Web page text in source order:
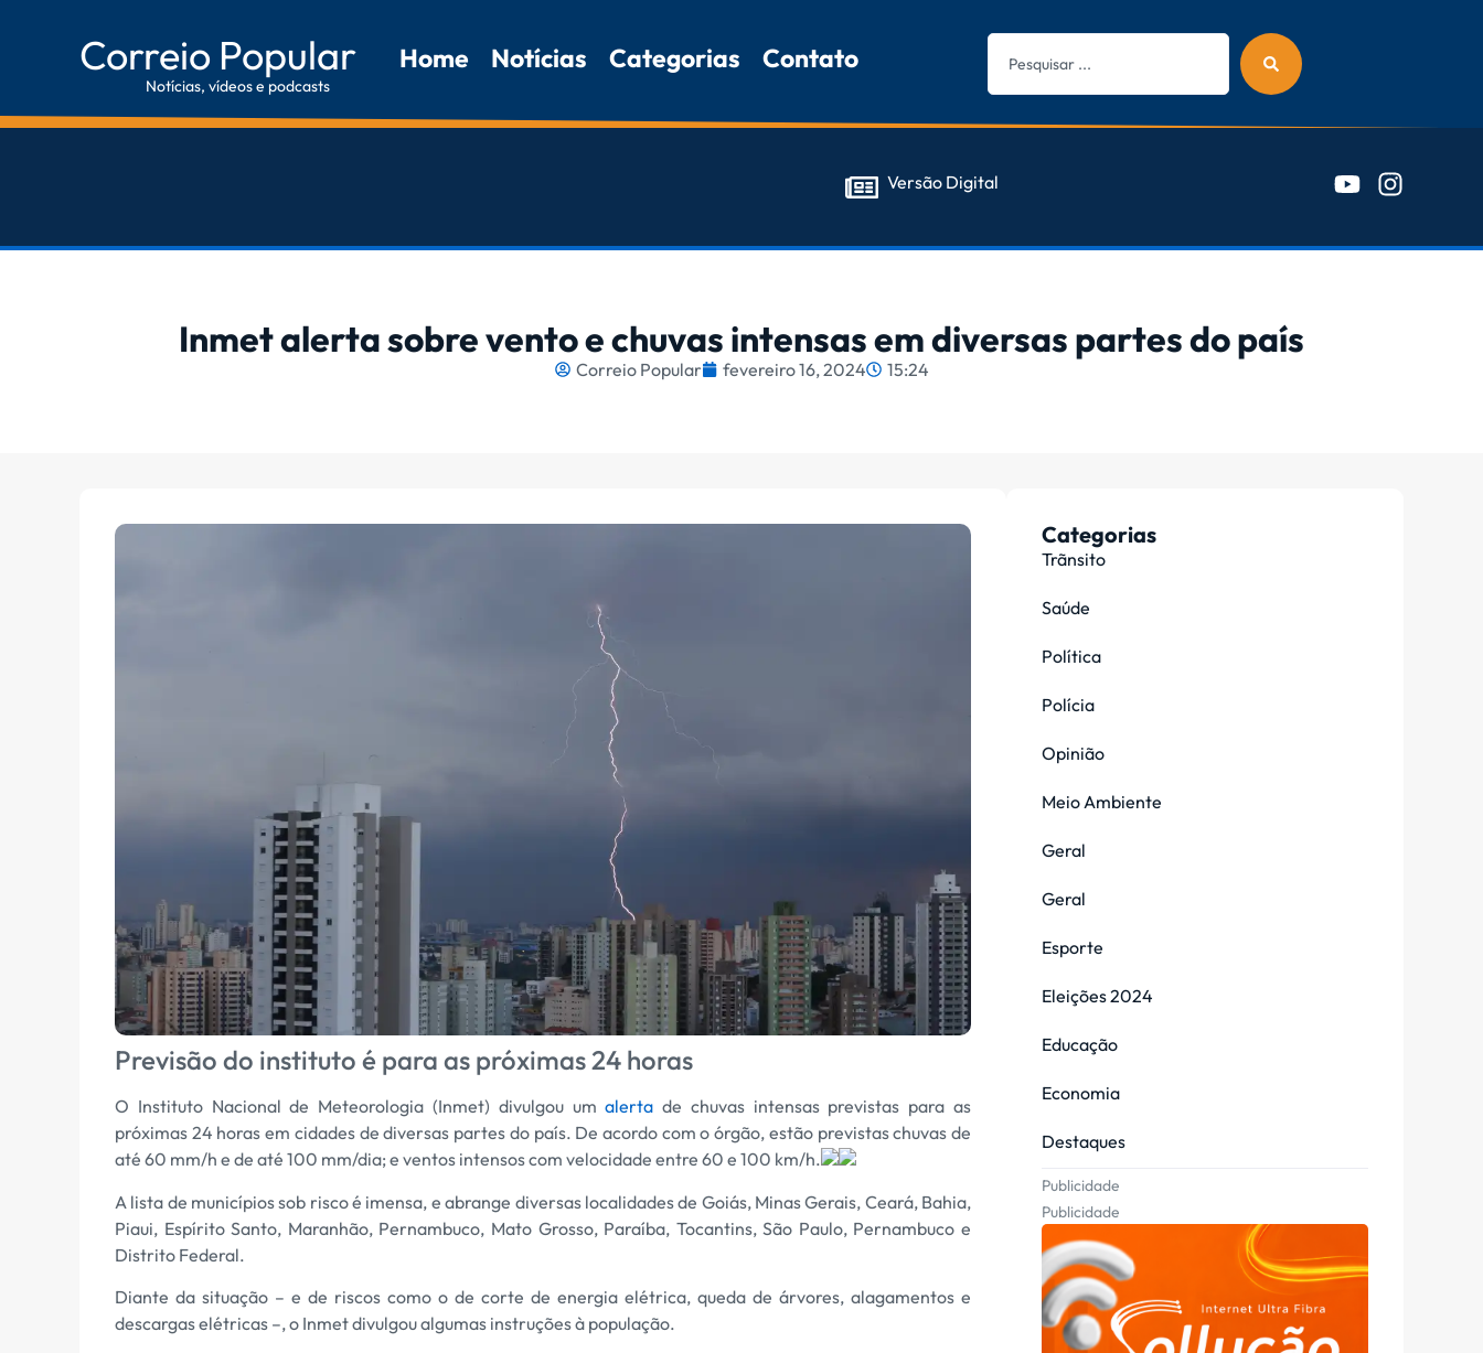
Correio Popular
Notícias, vídeos e podcasts
Home Notícias Categorias Contato
Versão Digital
Inmet alerta sobre vento e chuvas intensas em diversas partes do país
Correio Popular fevereiro 16, 2024 15:24
Previsão do instituto é para as próximas 24 horas
O Instituto Nacional de Meteorologia (Inmet) divulgou umalerta de chuvas intensas previstas para as
próximas 24 horas em cidades de diversas partes do país. De acordo com o órgão, estão previstas chuvas de
até 60 mm/h e de até 100 mm/dia; e ventos intensos com velocidade entre 60 e 100 km/h.
A lista de municípios sob risco é imensa, e abrange diversas localidades de Goiás, Minas Gerais, Ceará, Bahia,
Piaui, Espírito Santo, Maranhão, Pernambuco, Mato Grosso, Paraíba, Tocantins, São Paulo, Pernambuco e
Distrito Federal.
Diante da situação – e de riscos como o de corte de energia elétrica, queda de árvores, alagamentos e
descargas elétricas –, o Inmet divulgou algumas instruções à população.
Categorias
Trãnsito
Saúde
Política
Polícia
Opinião
Meio Ambiente
Geral
Geral
Esporte
Eleições 2024
Educação
Economia
Destaques
Publicidade
Publicidade